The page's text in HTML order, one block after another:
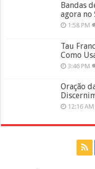
Bandas
agora no
1:58 PM
Tau
Como
3:46 PM
Oração
12:16 AM